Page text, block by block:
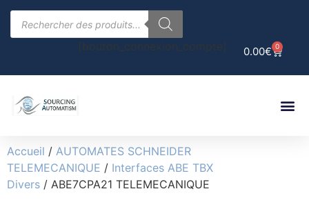
0.00€ 0
[bouton_connexion_compte]
Accueil / AUTOMATES SCHNEIDER
TELEMECANIQUE / Interfaces ABE TBX
Divers / ABE7CPA21 TELEMECANIQUE